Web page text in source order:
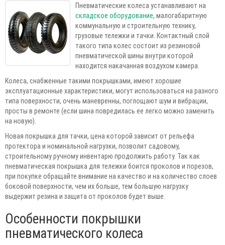
Пневматические колеса устанавливают на
складское оборудование, малогабаритную
коммунальную и строительную технику,
грузовые тележки и тачки. Контактный слой
такого типа колес состоит из резиновой
пневматической шины внутри которой
находится накачанная воздухом камера.
Колеса, снабженные такими покрышками, имеют хорошие
эксплуатационные характеристики, могут использоваться на разного
типа поверхности, очень маневренны, поглощают шум и вибрации,
просты в ремонте (если шина повредилась ее легко можно заменить
на новую).
Новая покрышка для тачки, цена которой зависит от рельефа
протектора и номинальной нагрузки, позволит садовому,
строительному ручному инвентарю продолжить работу. Так как
пневматическая покрышка для тележки боится проколов и порезов,
при покупке обращайте внимание на качество и на количество слоев
боковой поверхности, чем их больше, тем большую нагрузку
выдержит резина и защита от проколов будет выше.
Особенности покрышки
пневматического колеса